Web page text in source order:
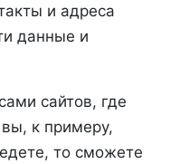
и адреса
данные и
сайтов, где
к примеру,
то сможете